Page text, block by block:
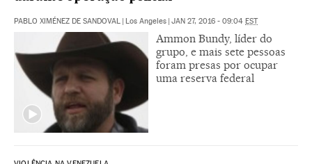
PABLO XIMÉNEZ DE SANDOVAL | Los Angeles | JAN 27, 2016 - 09:04 EST
Ammon Bundy, líder do
grupo, e mais sete pessoas
foram presas por ocupar
uma reserva federal